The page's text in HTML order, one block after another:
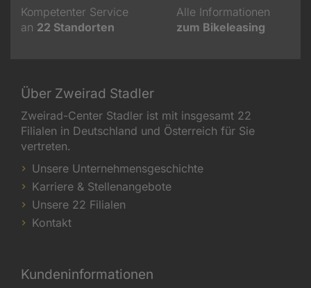
Kompetenter Service
an 22 Standorten
Alle Informationen
zum Bikeleasing
Über Zweirad Stadler
Zweirad-Center Stadler ist mit insgesamt 22
Filialen in Deutschland und Österreich für Sie
vertreten.
Unsere Unternehmensgeschichte
Karriere & Stellenangebote
Unsere 22 Filialen
Kontakt
Kundeninformationen